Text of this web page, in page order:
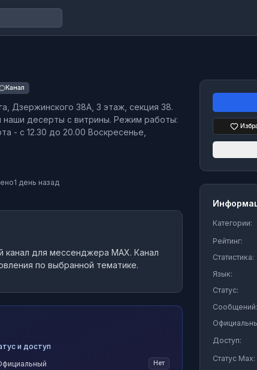
Канал
Дзержинского 38А, 3 этаж, секция 38.
наши десерты с витрины. Режим работы:
- с 12.30 до 20.00 Воскресенье,
1 день назад
канал для мессенджера MAX. Канал
по выбранной тематике.
и доступ
Нет
Категории:
Рейтинг:
Статистика:
Язык:
Статус:
Сообщений:
Доступ:
Статус Max: